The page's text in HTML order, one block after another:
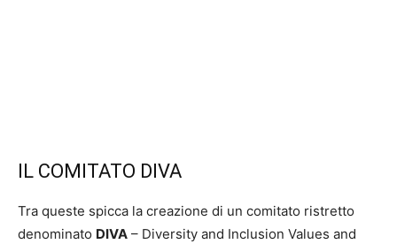
IL COMITATO DIVA
Tra queste spicca la creazione di un comitato ristretto
denominato DIVA – Diversity and Inclusion Values and